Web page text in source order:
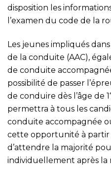
disposition les
l’examen du code de la
Les jeunes impliqués
de la conduite (AAC),
de conduite
possibilité de passer
de conduire dès l’âge de
permettra à tous les
conduite accompagnée
cette opportunité à partir
d’attendre la majorité
individuellement après la